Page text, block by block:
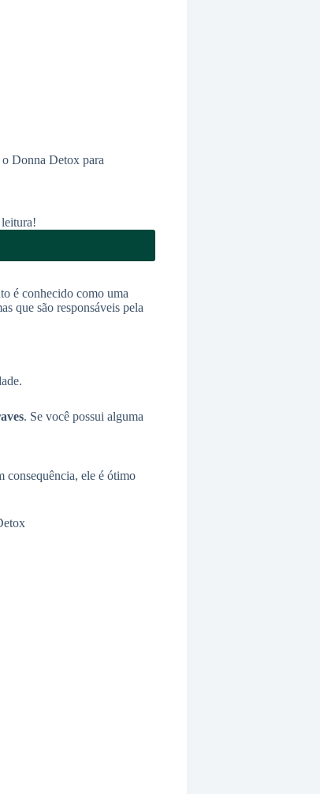
Donna Detox para
é conhecido como uma
que são responsáveis pela
. Se você possui alguma
consequência, ele é ótimo